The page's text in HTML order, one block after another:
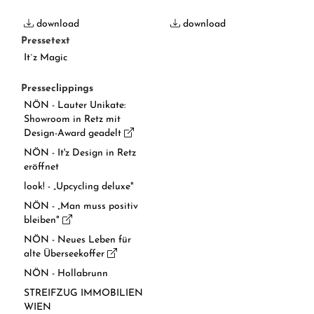
download
download
Pressetext
It´z Magic
Presseclippings
NÖN - Lauter Unikate:
Showroom in Retz mit
Design-Award geadelt
NÖN - It'z Design in Retz
eröffnet
look! - „Upcycling deluxe"
NÖN - „Man muss positiv
bleiben"
NÖN - Neues Leben für
alte Überseekoffer
NÖN - Hollabrunn
STREIFZUG IMMOBILIEN
WIEN